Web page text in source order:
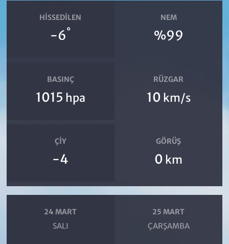
HISSEDILEN
-6°
NEM
%99
BASINÇ
1015 hpa
RÜZGAR
10 km/s
ÇIY
-4
GÖRÜŞ
0 km
24 MART
SALI
25 MART
ÇARŞAMBA